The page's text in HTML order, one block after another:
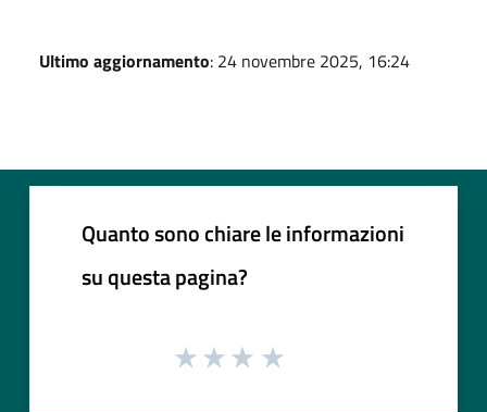
Ultimo aggiornamento: 24 novembre 2025, 16:24
Quanto sono chiare le informazioni
su questa pagina?